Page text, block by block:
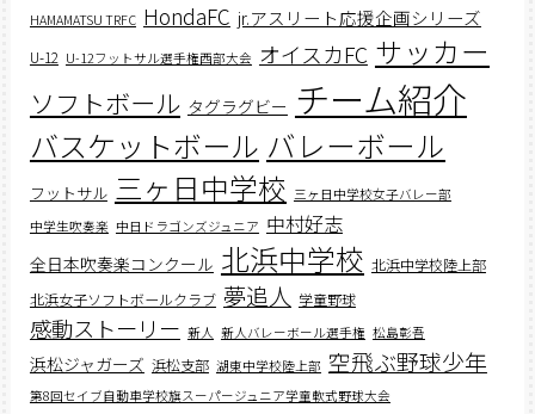
HAMAMATSU TRFC HondaFC jr.アスリート応援企画シリーズ
U-12 U-12フットサル選手権西部大会 オイスカFC サッカー
ソフトボール タグラグビー チーム紹介
バスケットボール バレーボール
フットサル 三ヶ日中学校 三ヶ日中学校女子バレー部
中学生吹奏楽 中日ドラゴンズジュニア 中村好志
全日本吹奏楽コンクール 北浜中学校 北浜中学校陸上部
北浜女子ソフトボールクラブ 夢追人 学童野球
感動ストーリー 新人 新人バレーボール選手権 松島彰吾
浜松ジャガーズ 浜松支部 湖東中学校陸上部 空飛ぶ野球少年
第8回セイブ自動車学校旗スーパージュニア学童軟式野球大会